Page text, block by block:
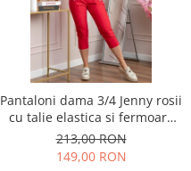
Pantaloni dama 3/4 Jenny rosii
cu talie elastica si fermoare
decorative
213,00 RON
149,00 RON